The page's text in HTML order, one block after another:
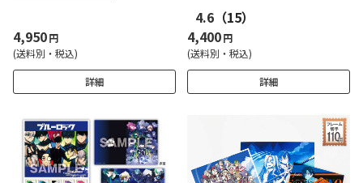
4,950円
(送料別・税込)
詳細
4.6 （15）
4,400円
(送料別・税込)
詳細